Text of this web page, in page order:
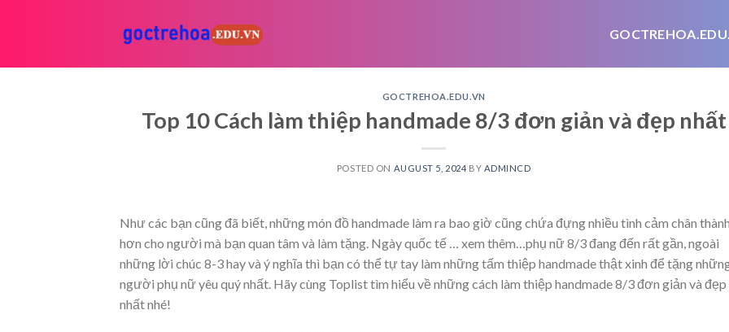
GOCTREHOA.EDU.VN
Top 10 Cách làm thiệp handmade 8/3 đơn giản và đẹp nhất
POSTED ON AUGUST 5, 2024 BY ADMINCD
Như các bạn cũng đã biết, những món đồ handmade làm ra bao giờ cũng chứa đựng nhiều tình cảm chân thành
hơn cho người mà bạn quan tâm và làm tặng. Ngày quốc tế
… xem thêm… phụ nữ 8/3 đang đến rất gần, ngoài
những lời chúc 8-3 hay và ý nghĩa thì bạn có thể tự tay làm những tấm thiệp handmade thật xinh để tặng
người phụ nữ yêu quý nhất. Hãy cùng Toplist tìm hiểu về những cách làm thiệp handmade 8/3 đơn giản và đẹp
nhất nhé!